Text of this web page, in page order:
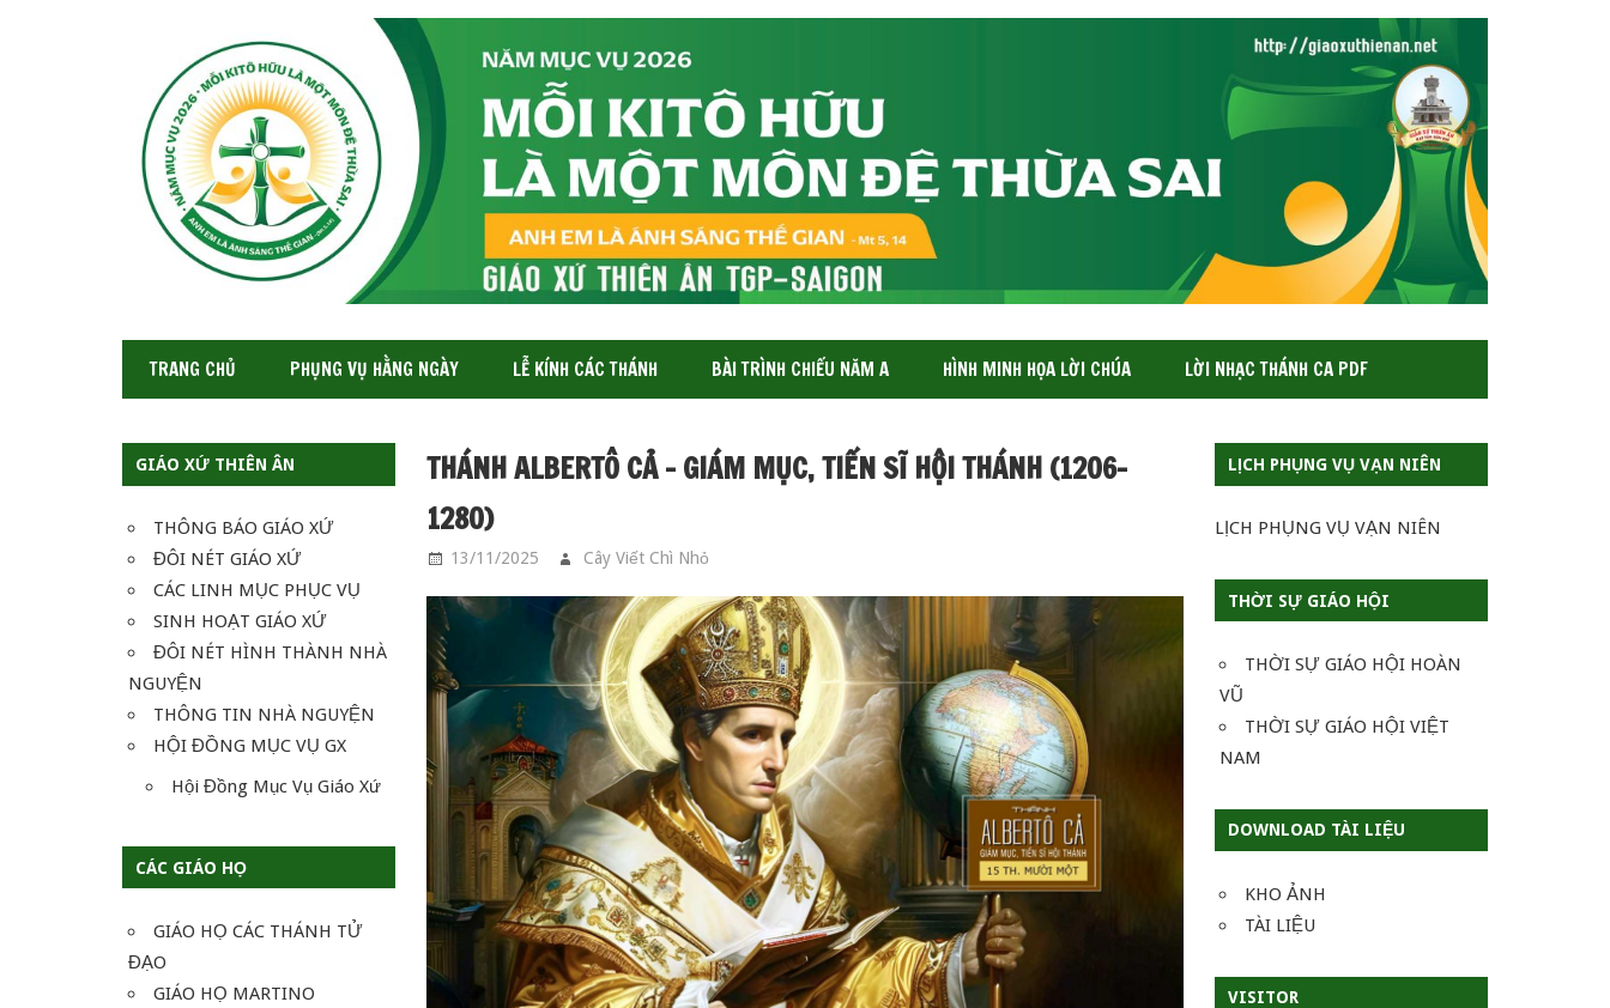
XỨ
THIÊN
ÂN-
SAIGON
TRANG CHỦ PHỤNG VỤ HẰNG NGÀY LỄ KÍNH CÁC THÁNH BÀI TRÌNH CHIẾU NĂM A HÌNH MINH HỌA LỜI CHÚA LỜI NHẠC THÁNH CA PDF
GIÁO XỨ THIÊN ÂN
THÔNG BÁO GIÁO XỨ
ĐÔI NÉT GIÁO XỨ
CÁC LINH MỤC PHỤC VỤ
SINH HOẠT GIÁO XỨ
ĐÔI NÉT HÌNH THÀNH NHÀ
NGUYỆN
THÔNG TIN NHÀ NGUYỆN
HỘI ĐỒNG MỤC VỤ GX
Hội Đồng Mục Vụ Giáo Xứ
CÁC GIÁO HỌ
GIÁO HỌ CÁC THÁNH TỬ
ĐẠO
GIÁO HỌ MARTINO
THÁNH ALBERTÔ CẢ – GIÁM MỤC, TIẾN SĨ HỘI THÁNH (1206–
1280)
13/11/2025 Cây Viết Chì Nhỏ
LỊCH PHỤNG VỤ VẠN NIÊN
LỊCH PHỤNG VỤ VẠN NIÊN
THỜI SỰ GIÁO HỘI
THỜI SỰ GIÁO HỘI HOÀN
VŨ
THỜI SỰ GIÁO HỘI VIỆT
NAM
DOWNLOAD TÀI LIỆU
KHO ẢNH
TÀI LIỆU
VISITOR